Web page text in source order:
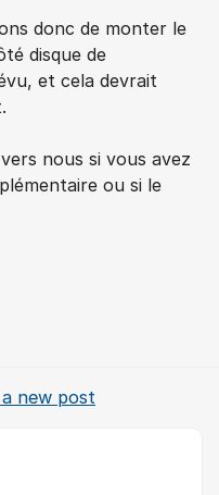
donc de monter le
disque de
et cela devrait
nous si vous avez
ou si le
new post